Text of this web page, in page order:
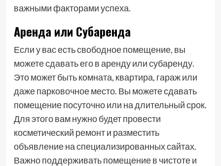
важными факторами успеха.
Аренда или Субаренда
Если у вас есть свободное помещение, вы
можете сдавать его в аренду или субаренду.
Это может быть комната, квартира, гараж или
даже парковочное место. Вы можете сдавать
помещение посуточно или на длительный срок.
Для этого вам нужно будет провести
косметический ремонт и разместить
объявление на специализированных сайтах.
Важно поддерживать помещение в чистоте и